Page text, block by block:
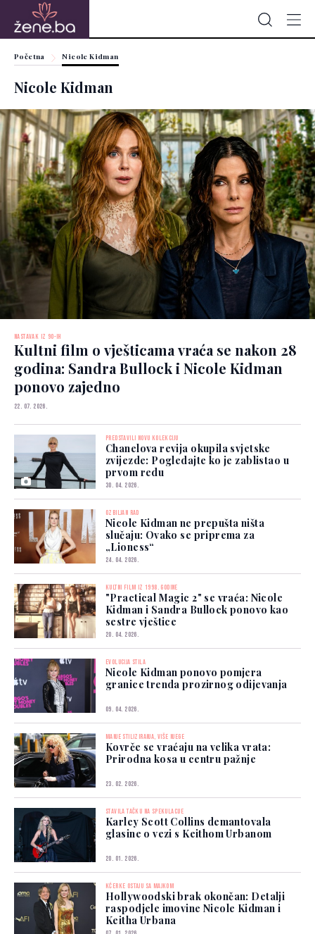
Početna Nicole Kidman
Nicole Kidman
NASTAVAK IZ 90-IH
Kultni film o vješticama vraća se nakon 28
godina: Sandra Bullock i Nicole Kidman
ponovo zajedno
22. 07. 2026.
PREDSTAVILI NOVU KOLEKCIJU
Chanelova revija okupila svjetske
zvijezde: Pogledajte ko je zablistao u
prvom redu
30. 04. 2026.
OZBILJAN RAD
Nicole Kidman ne prepušta ništa
slučaju: Ovako se priprema za
„Lioness“
24. 04. 2026.
KULTNI FILM IZ 1998. GODINE
"Practical Magic 2" se vraća: Nicole
Kidman i Sandra Bullock ponovo kao
sestre vještice
20. 04. 2026.
EVOLUCIJA STILA
Nicole Kidman ponovo pomjera
granice trenda prozirnog odijevanja
09. 04. 2026.
MANJE STILIZIRANJA, VIŠE NJEGE
Kovrče se vraćaju na velika vrata:
Prirodna kosa u centru pažnje
23. 02. 2026.
STAVILA TAČKU NA SPEKULACIJE
Karley Scott Collins demantovala
glasine o vezi s Keithom Urbanom
20. 01. 2026.
KĆERKE OSTAJU SA MAJKOM
Hollywoodski brak okončan: Detalji
raspodjele imovine Nicole Kidman i
Keitha Urbana